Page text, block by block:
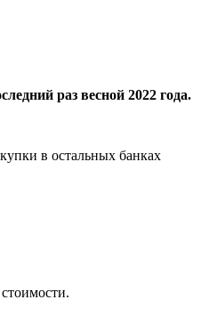
раз весной 2022 года.
в остальных банках